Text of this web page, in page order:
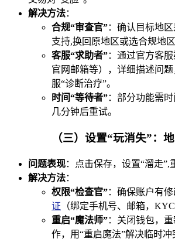
解决方法：
合规“审查官”：确认目标地
支持,换回原地区或选合规地区
客服“求助者”：通过官方客
官网邮箱等），详细描述问
服“诊断治疗”。
时间“等待者”：部分功能需
几分钟后重试。
（三）设置“玩消失”：
问题表现：点击保存，设置“溜走”,
解决方法：
权限“检查官”：确保账户有
证 （绑定手机号、邮箱，
重启“魔法师”：关闭钱包，
作，用“重启魔法”解决临时冲